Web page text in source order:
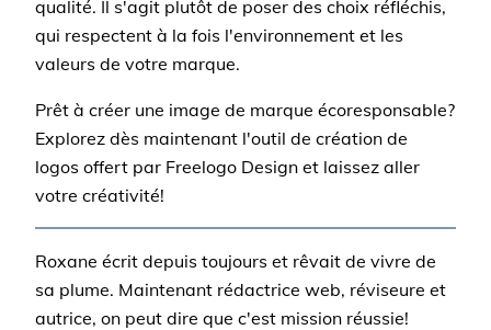
qualité. Il s'agit plutôt de poser des choix réfléchis,
qui respectent à la fois l'environnement et les
valeurs de votre marque.
Prêt à créer une image de marque écoresponsable?
Explorez dès maintenant l'outil de création de
logos offert par Freelogo Design et laissez aller
votre créativité!
Roxane écrit depuis toujours et rêvait de vivre de
sa plume. Maintenant rédactrice web, réviseure et
autrice, on peut dire que c'est mission réussie!